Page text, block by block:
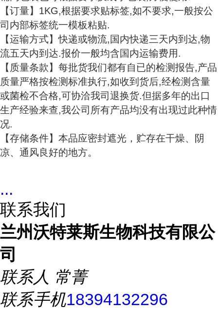
【订量】1KG,根据要求贴标签,如不要求,一般按公
司内部标签统一模板粘贴.
【运输方式】快递或物流,国内快递三天内到达,物
流五天内到达.报价一般均含国内运输费用.
【质量条款】每批货我们都有自已的检测报告,产品
质量严格按检测标准执行,如收到货后,经检测含量
或菌检不合格,可协洽我司退换货.但据多年的出口
生产经验来查,我公司所有产品均没有出现过此种情
况.
【存储条件】本品应密封遮光，贮存在干燥、阴
凉、通风良好的地方。
...
联系我们
兰州沃特莱斯生物科技有限公
司
联系人 常菁
联系手机18394132296